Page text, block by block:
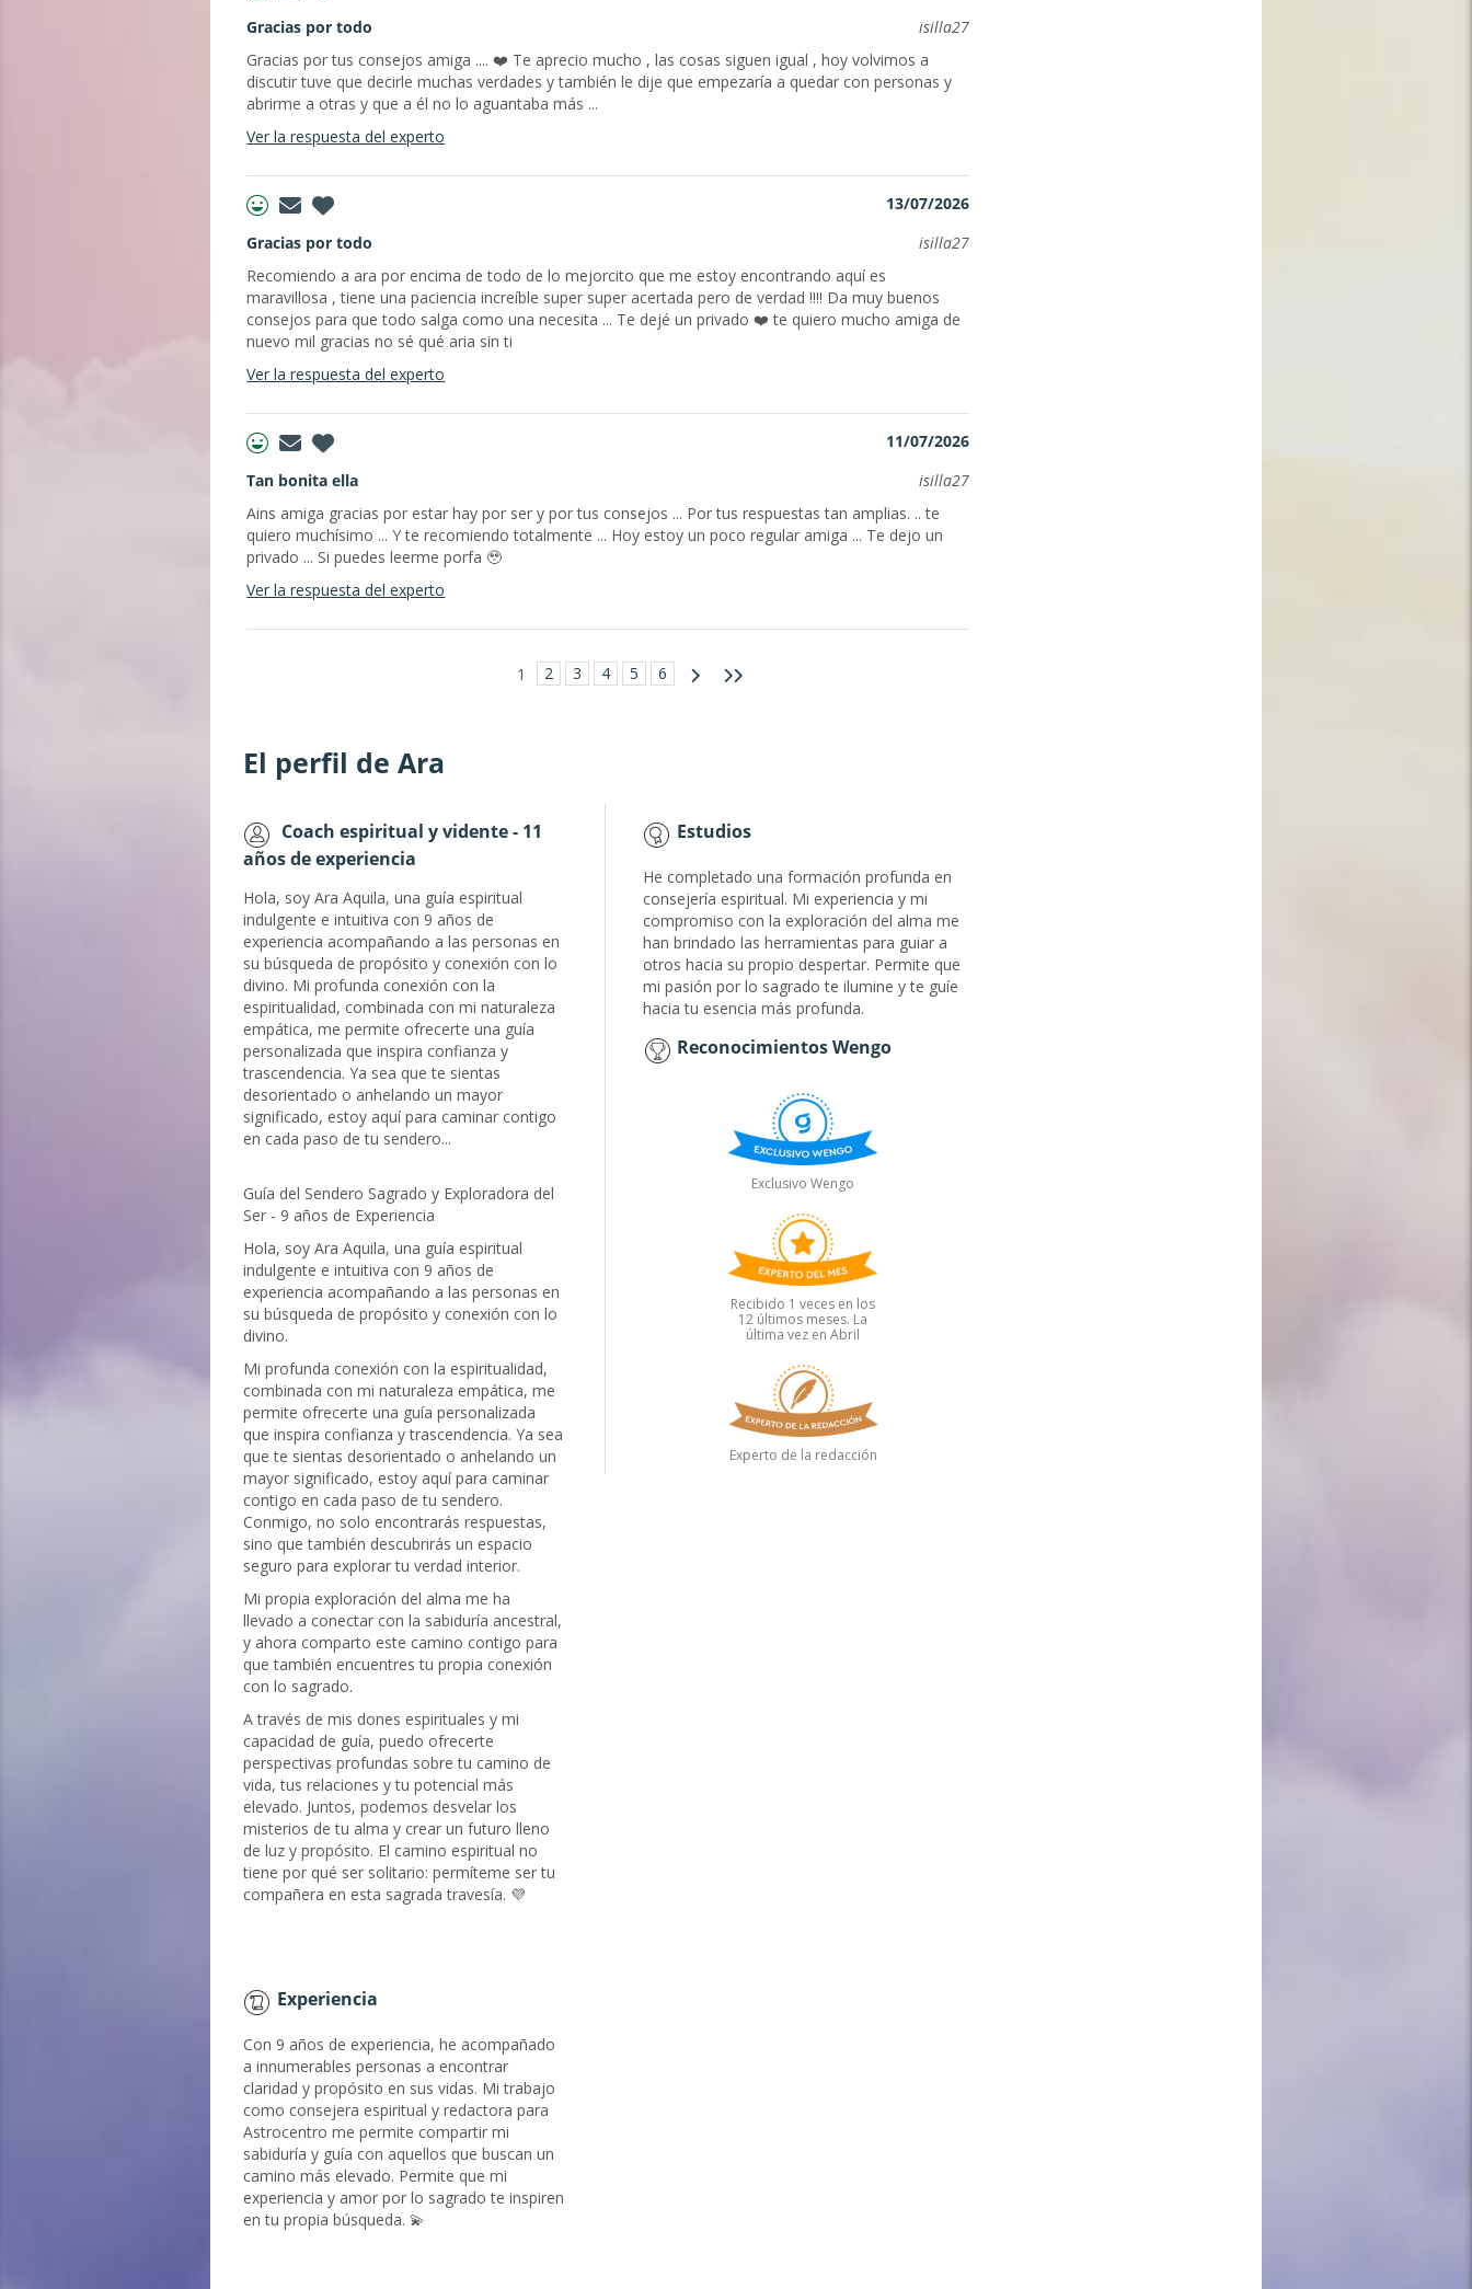
Gracias por todo
isilla27
Gracias por tus consejos amiga .... ❤️ Te aprecio mucho , las cosas siguen igual , hoy volvimos a
discutir tuve que decirle muchas verdades y también le dije que empezaría a quedar con personas y
abrirme a otras y que a él no lo aguantaba más ...
Ver la respuesta del experto
13/07/2026
Gracias por todo
isilla27
Recomiendo a ara por encima de todo de lo mejorcito que me estoy encontrando aquí es
maravillosa , tiene una paciencia increíble super super acertada pero de verdad !!!! Da muy buenos
consejos para que todo salga como una necesita ... Te dejé un privado ❤️ te quiero mucho amiga de
nuevo mil gracias no sé qué aria sin ti
Ver la respuesta del experto
11/07/2026
Tan bonita ella
isilla27
Ains amiga gracias por estar hay por ser y por tus consejos ... Por tus respuestas tan amplias. .. te
quiero muchísimo ... Y te recomiendo totalmente ... Hoy estoy un poco regular amiga ... Te dejo un
privado ... Si puedes leerme porfa 🥹
Ver la respuesta del experto
1 2 3 4 5 6
El perfil de Ara
Coach espiritual y vidente - 11
años de experiencia
Hola, soy Ara Aquila, una guía espiritual
indulgente e intuitiva con 9 años de
experiencia acompañando a las personas en
su búsqueda de propósito y conexión con lo
divino. Mi profunda conexión con la
espiritualidad, combinada con mi naturaleza
empática, me permite ofrecerte una guía
personalizada que inspira confianza y
trascendencia. Ya sea que te sientas
desorientado o anhelando un mayor
significado, estoy aquí para caminar contigo
en cada paso de tu sendero...
Guía del Sendero Sagrado y Exploradora del
Ser - 9 años de Experiencia
Hola, soy Ara Aquila, una guía espiritual
indulgente e intuitiva con 9 años de
experiencia acompañando a las personas en
su búsqueda de propósito y conexión con lo
divino.
Mi profunda conexión con la espiritualidad,
combinada con mi naturaleza empática, me
permite ofrecerte una guía personalizada
que inspira confianza y trascendencia. Ya sea
que te sientas desorientado o anhelando un
mayor significado, estoy aquí para caminar
contigo en cada paso de tu sendero.
Conmigo, no solo encontrarás respuestas,
sino que también descubrirás un espacio
seguro para explorar tu verdad interior.
Mi propia exploración del alma me ha
llevado a conectar con la sabiduría ancestral,
y ahora comparto este camino contigo para
que también encuentres tu propia conexión
con lo sagrado.
A través de mis dones espirituales y mi
capacidad de guía, puedo ofrecerte
perspectivas profundas sobre tu camino de
vida, tus relaciones y tu potencial más
elevado. Juntos, podemos desvelar los
misterios de tu alma y crear un futuro lleno
de luz y propósito. El camino espiritual no
tiene por qué ser solitario: permíteme ser tu
compañera en esta sagrada travesía. 💜
Experiencia
Con 9 años de experiencia, he acompañado
a innumerables personas a encontrar
claridad y propósito en sus vidas. Mi trabajo
como consejera espiritual y redactora para
Astrocentro me permite compartir mi
sabiduría y guía con aquellos que buscan un
camino más elevado. Permite que mi
experiencia y amor por lo sagrado te inspiren
en tu propia búsqueda. 💫
Estudios
He completado una formación profunda en
consejería espiritual. Mi experiencia y mi
compromiso con la exploración del alma me
han brindado las herramientas para guiar a
otros hacia su propio despertar. Permite que
mi pasión por lo sagrado te ilumine y te guíe
hacia tu esencia más profunda.
Reconocimientos Wengo
Exclusivo Wengo
Recibido 1 veces en los
12 últimos meses. La
última vez en Abril
Experto de la redacción